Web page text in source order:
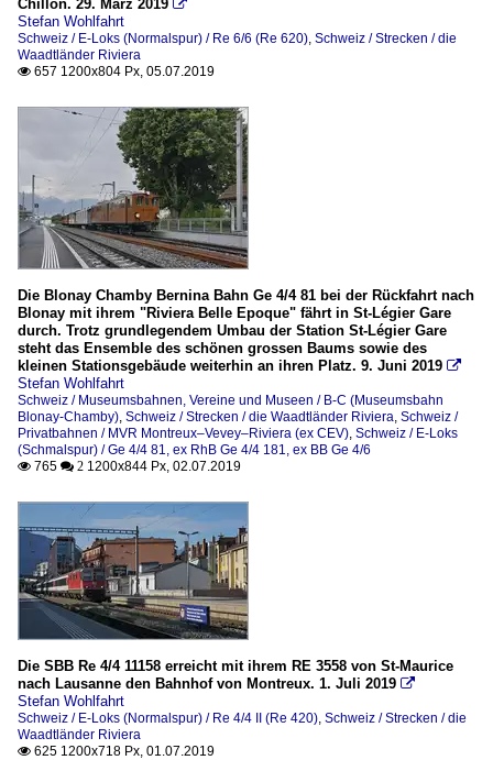
Chillon. 29. März 2019 
Stefan Wohlfahrt
Schweiz / E-Loks (Normalspur) / Re 6/6 (Re 620) Schweiz / Strecken / die
Waadtländer Riviera
 657 1200x804 Px, 05.07.2019
Die Blonay Chamby Bernina Bahn Ge 4/4 81 bei der Rückfahrt nach
Blonay mit ihrem "Riviera Belle Epoque" fährt in St-Légier Gare
durch. Trotz grundlegendem Umbau der Station St-Légier Gare
steht das Ensemble des schönen grossen Baums sowie des
kleinen Stationsgebäude weiterhin an ihren Platz. 9. Juni 2019 
Stefan Wohlfahrt
Schweiz / Museumsbahnen, Vereine und Museen / B-C (Museumsbahn
Blonay-Chamby) Schweiz / Strecken / die Waadtländer Riviera Schweiz /
Privatbahnen / MVR Montreux–Vevey–Riviera (ex CEV) Schweiz / E-Loks
(Schmalspur) / Ge 4/4 81, ex RhB Ge 4/4 181, ex BB Ge 4/6
 765  2 1200x844 Px, 02.07.2019
Die SBB Re 4/4 11158 erreicht mit ihrem RE 3558 von St-Maurice
nach Lausanne den Bahnhof von Montreux. 1. Juli 2019 
Stefan Wohlfahrt
Schweiz / E-Loks (Normalspur) / Re 4/4 II (Re 420) Schweiz / Strecken / die
Waadtländer Riviera
 625 1200x718 Px, 01.07.2019